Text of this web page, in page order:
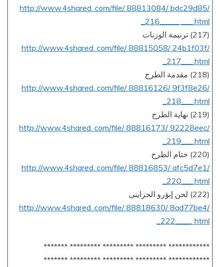
http://www.4shared. com/file/ 88813084/ bdc29d85/
_216_____ ___.html
(217) ترنيمة الوزنات
http://www.4shared. com/file/ 88815058/ 24b1f03f/
_217___.html
(218) مقدمة الطرح
http://www.4shared. com/file/ 88816126/ 9f3f8e26/
_218___.html
(219) نهاية الطرح
http://www.4shared. com/file/ 88816173/ 92228eec/
_219___.html
(220) ختام الطرح
http://www.4shared. com/file/ 88816853/ afc5d7e1/
_220___.html
(222) لحن إبؤرو الحزاينى
http://www.4shared. com/file/ 88818630/ 8ad77be4/
_222____. html
************ ********* ********* ********* *******
************ ********* ********* ********* *******